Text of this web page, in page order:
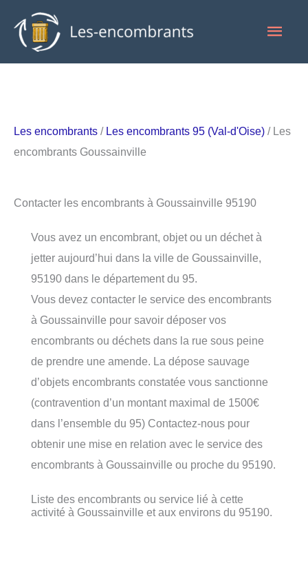
contenu
Les encombrants / Les encombrants 95 (Val-d'Oise) / Les
encombrants Goussainville
Contacter les encombrants à Goussainville 95190
Vous avez un encombrant, objet ou un déchet à
jetter aujourd’hui dans la ville de Goussainville,
95190 dans le département du 95.
Vous devez contacter le service des encombrants
à Goussainville pour savoir déposer vos
encombrants ou déchets dans la rue sous peine
de prendre une amende. La dépose sauvage
d’objets encombrants constatée vous sanctionne
(contravention d’un montant maximal de 1500€
dans l’ensemble du 95) Contactez-nous pour
obtenir une mise en relation avec le service des
encombrants à Goussainville ou proche du 95190.
Liste des encombrants ou service lié à cette
activité à Goussainville et aux environs du 95190.